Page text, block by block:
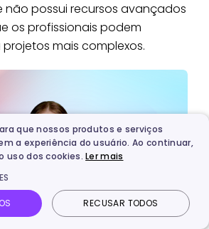
não possui recursos avançados
os profissionais podem
mais complexos.
que nossos produtos e serviços
a experiência do usuário. Ao continuar,
uso dos cookies.Ler mais
RECUSAR TODOS